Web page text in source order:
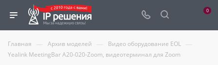
0
Главная — Архив моделей — Видео оборудование EOL —
Yealink MeetingBar A20-020-Zoom, видеотерминал для Zoom